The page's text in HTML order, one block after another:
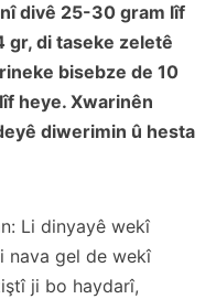
divê 25-30 gram lîf
gr, di taseke zeletê
bisebze de 10
heye. Xwarinên
diwerimin û hesta
Li dinyayê wekî
nava gel de wekî
ji bo haydarî,